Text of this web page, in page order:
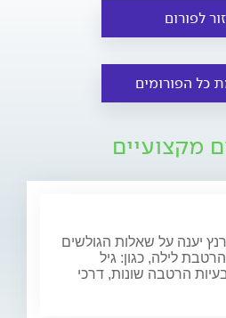
לפורום
כל הפורומים
מקצועיים
יענה על שאלות הגולשים
לילה, כגון: גיל
הרטבה שונות, דרכי